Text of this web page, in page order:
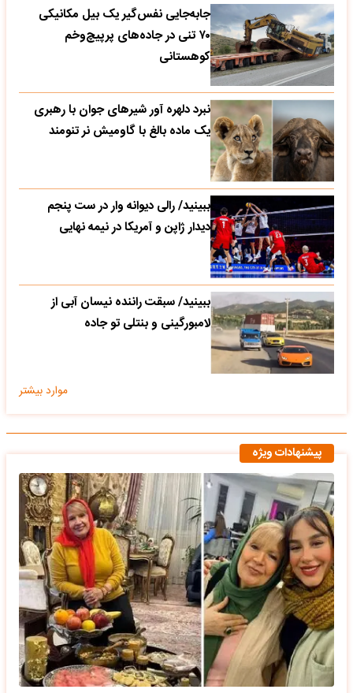
جابه‌جایی نفس‌گیر یک بیل مکانیکی
۷۰ تنی در جاده‌های پرپیچ‌وخم
کوهستانی
نبرد دلهره آور شیرهای جوان با رهبری
یک ماده بالغ با گاومیش نر تنومند
ببینید/ رالی دیوانه وار در ست پنجم
دیدار ژاپن و آمریکا در نیمه نهایی
ببینید/ سبقت راننده نیسان آبی از
لامبورگینی و بنتلی تو جاده
موارد بیشتر
پیشنهادات ویژه